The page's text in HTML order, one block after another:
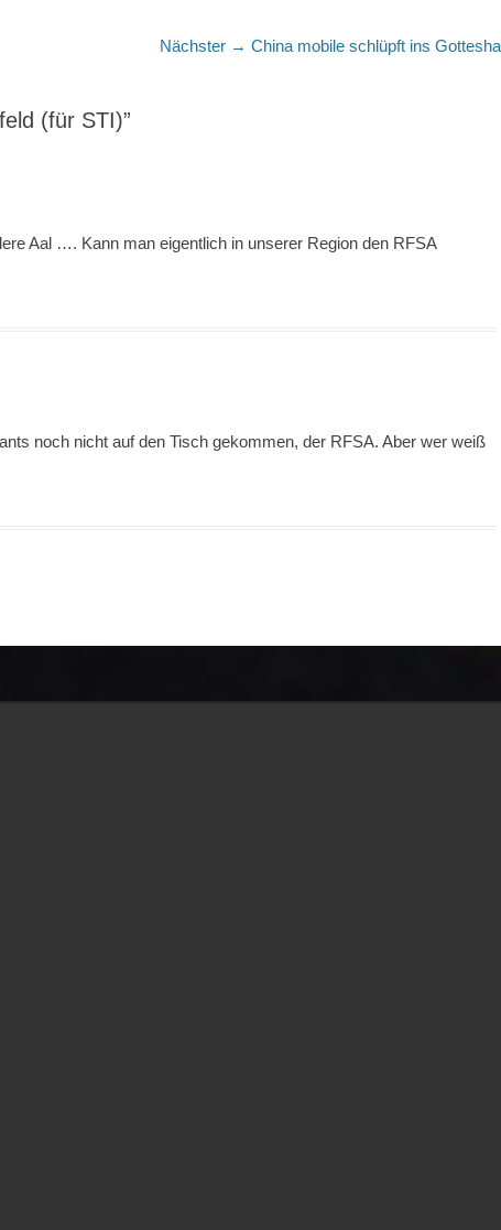
Nächster → Nächster
China mobile schlüpft ins
(für STI)”
Aal …. Kann man eigentlich in unserer Region den RFSA
noch nicht auf den Tisch gekommen, der RFSA. Aber wer weiß